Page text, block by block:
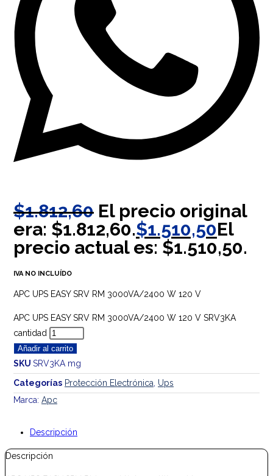
$1.812,60 El precio original
era: $1.812,60.$1.510,50El
precio actual es: $1.510,50.
IVA NO INCLUÍDO
APC UPS EASY SRV RM 3000VA/2400 W 120 V
APC UPS EASY SRV RM 3000VA/2400 W 120 V SRV3KA
cantidad
Añadir al carrito
SKU SRV3KA mg
Categorías Protección Electrónica Ups
Marca: Apc
Descripción
Descripción